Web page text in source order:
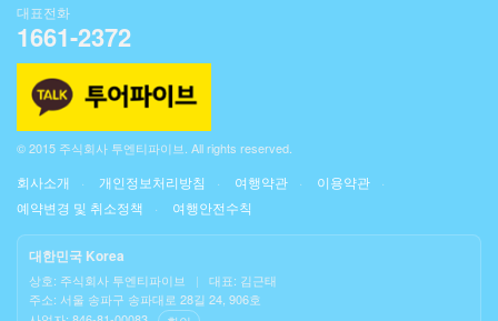
대표전화
1661-2372
© 2015 주식회사 투엔티파이브. All rights reserved.
회사소개 개인정보처리방침 여행약관
이용약관
예약변경 및 취소정책
여행안전수칙
대한민국 Korea
상호: 주식회사 투엔티파이브 |
대표: 김근태
주소: 서울 송파구 송파대로 28길 24, 906호